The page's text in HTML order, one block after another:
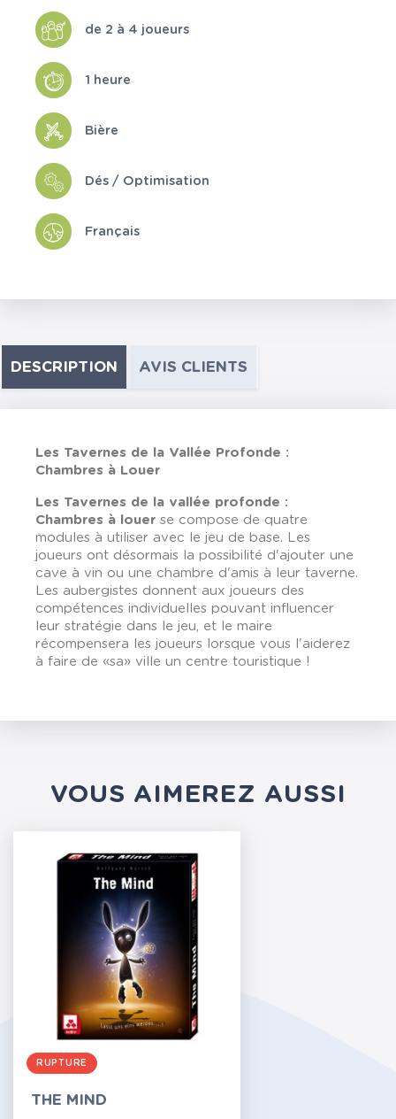
de 2 à 4 joueurs
1 heure
Bière
Dés / Optimisation
Français
DESCRIPTION AVIS CLIENTS
Les Tavernes de la Vallée Profonde :
Chambres à Louer
Les Tavernes de la vallée profonde :
Chambres à louer se compose de quatre
modules à utiliser avec le jeu de base. Les
joueurs ont désormais la possibilité d'ajouter une
cave à vin ou une chambre d'amis à leur taverne.
Les aubergistes donnent aux joueurs des
compétences individuelles pouvant influencer
leur stratégie dans le jeu, et le maire
récompensera les joueurs lorsque vous l'aiderez
à faire de «sa» ville un centre touristique !
VOUS AIMEREZ AUSSI
RUPTURE
THE MIND